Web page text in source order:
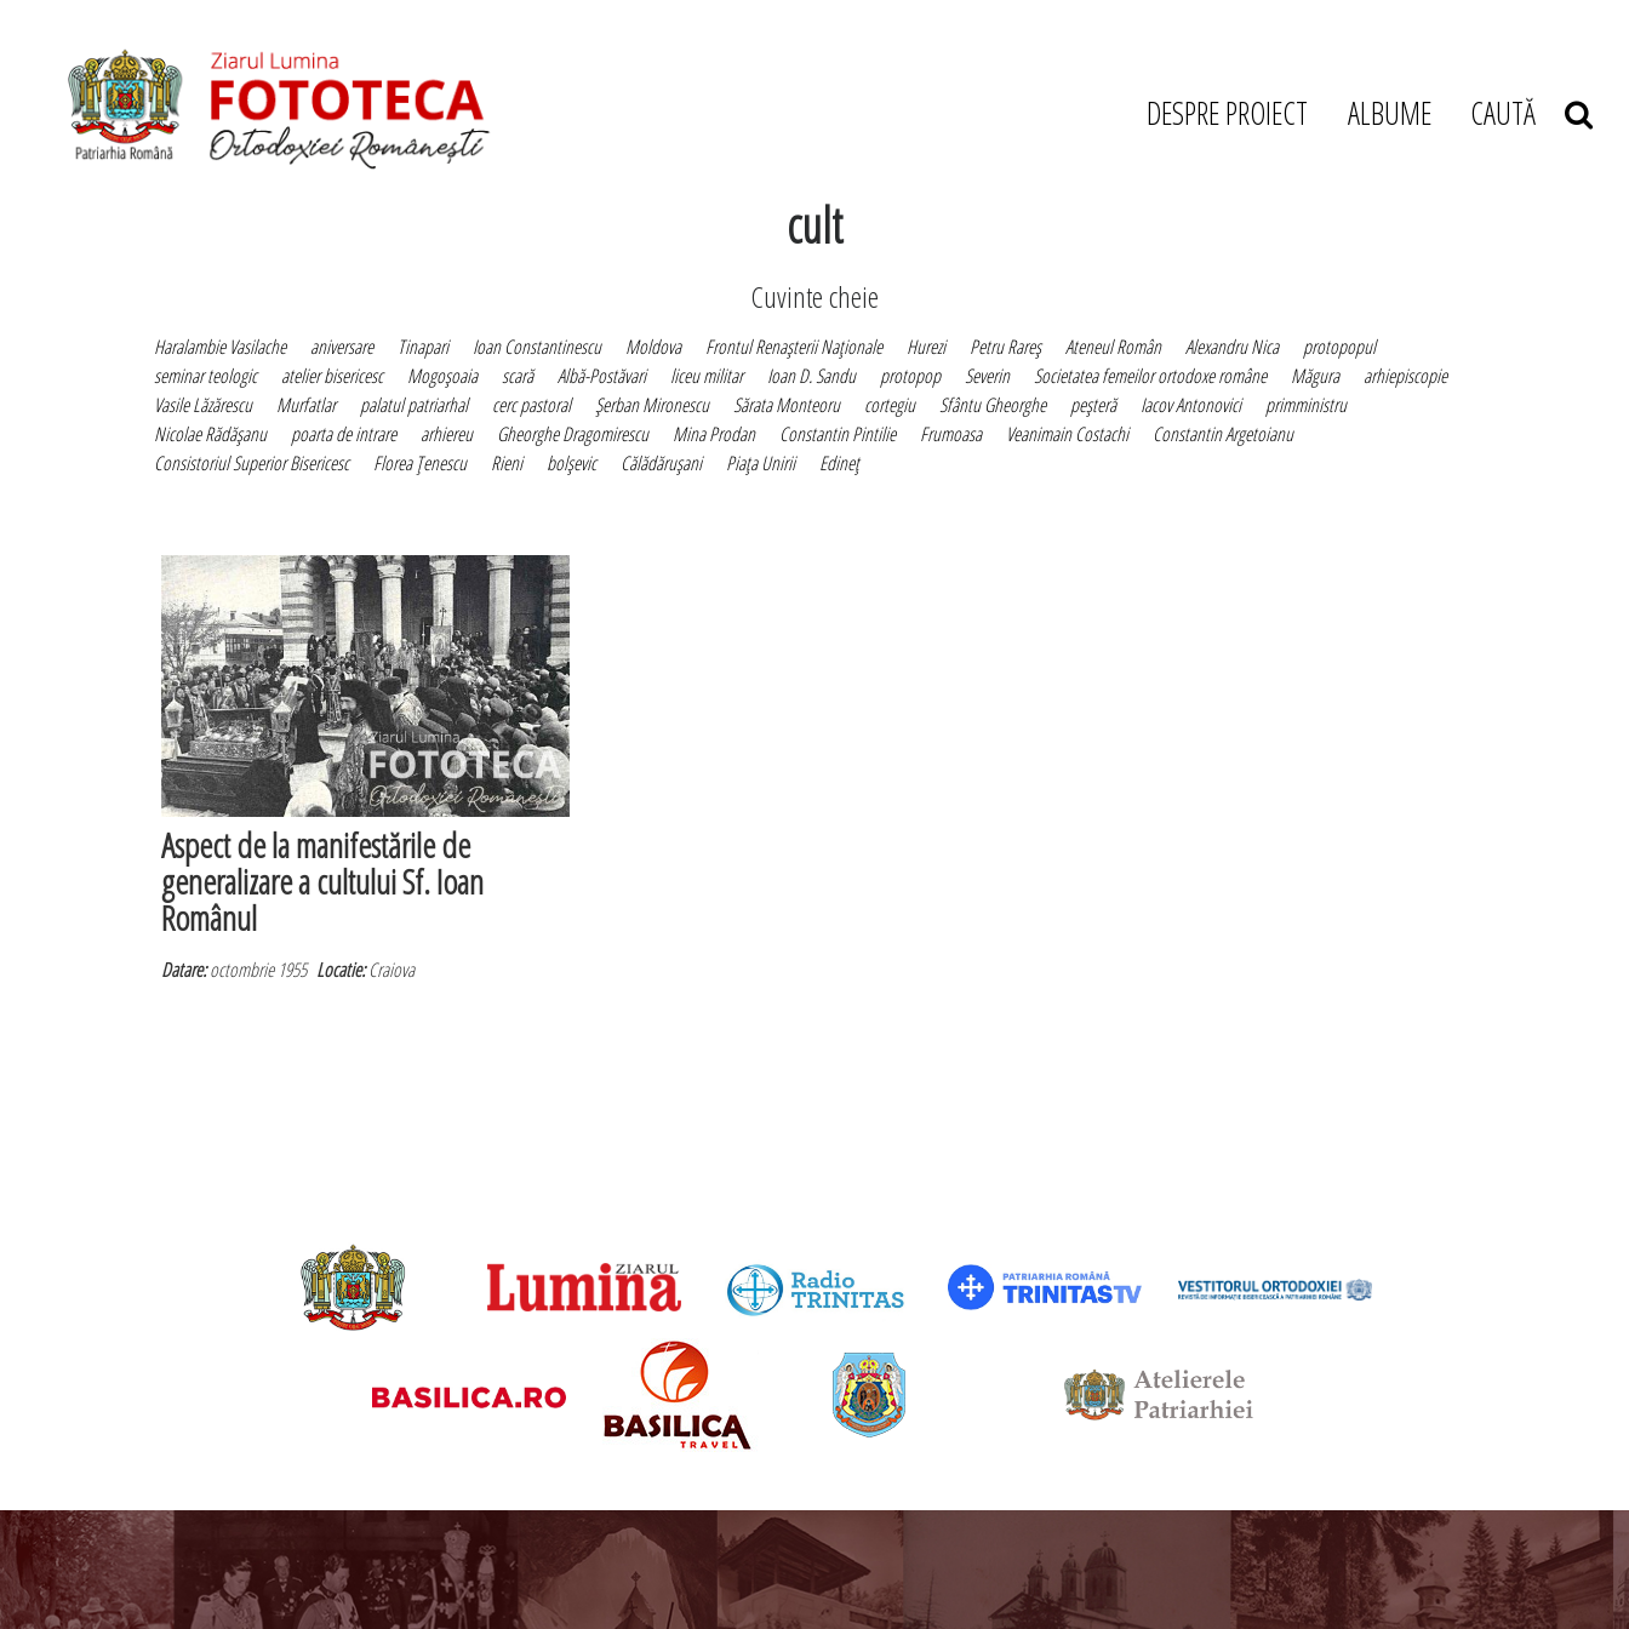
DESPRE PROIECT ALBUME CAUTĂ
cult
Cuvinte cheie
Haralambie Vasilache aniversare Tinapari Ioan Constantinescu Moldova Frontul Renaşterii Naţionale Hurezi Petru Rareş Ateneul Român Alexandru Nica
protopopul
seminar teologic
atelier bisericesc Mogoşoaia scară Albă-Postăvari liceu militar Ioan D. Sandu protopop Severin Societatea femeilor ortodoxe române Măgura
arhiepiscopie
Vasile Lăzărescu
Murfatlar palatul patriarhal cerc pastoral Şerban Mironescu Sărata Monteoru cortegiu Sfântu Gheorghe peşteră Iacov Antonovici
primministru
Nicolae Rădăşanu
poarta de intrare arhiereu Gheorghe Dragomirescu Mina Prodan Constantin Pintilie Frumoasa Veanimain Costachi
Constantin Argetoianu
Consistoriul Superior Bisericesc
Florea Ţenescu Rieni bolşevic Călădăruşani Piaţa Unirii Edineţ
Aspect de la manifestările de
generalizare a cultului Sf. Ioan
Românul
Datare:octombrie 1955Locatie:Craiova